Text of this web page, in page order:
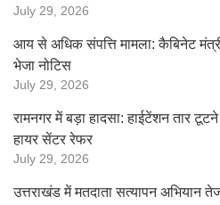
July 29, 2026
आय से अधिक संपत्ति मामला: कैबिनेट
भेजा नोटिस
July 29, 2026
रामनगर में बड़ा हादसा: हाईटेंशन तार
हायर सेंटर रेफर
July 29, 2026
उत्तराखंड में मतदाता सत्यापन अभियान